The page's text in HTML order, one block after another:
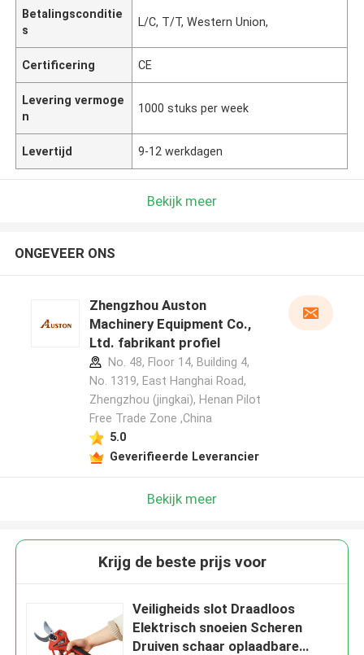
Laat een bericht achter
We bellen je snel terug!
Betalingsconditie
s
L/C, T/T, Western Union,
Certificering CE
Levering vermoge
n
1000 stuks per week
Levertijd 9-12 werkdagen
Bekijk meer
ONGEVEER ONS
Zhengzhou Auston
Machinery Equipment Co.,
Ltd. fabrikant profiel
No. 48, Floor 14, Building 4,
No. 1319, East Hanghai Road,
Zhengzhou (jingkai), Henan Pilot
Free Trade Zone ,China
5.0
Geverifieerde Leverancier
Bekijk meer
Krijg de beste prijs voor
Veiligheids slot Draadloos
Elektrisch snoeien Scheren
Druiven schaar oplaadbare